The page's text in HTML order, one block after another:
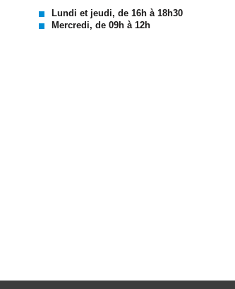
Lundi et jeudi, de 16h à 18h30
Mercredi, de 09h à 12h